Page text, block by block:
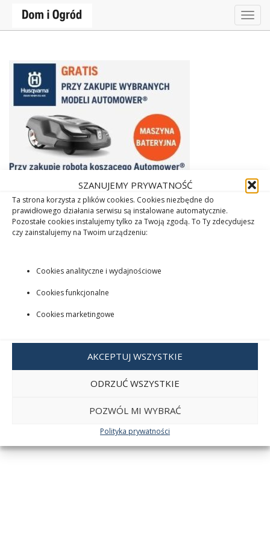
SZANUJEMY PRYWATNOŚĆ
Ta strona korzysta z plików cookies. Cookies niezbędne do
prawidłowego działania serwisu są instalowane automatycznie.
Pozostałe cookies instalujemy tylko za Twoją zgodą. To Ty zdecydujesz
czy zainstalujemy na Twoim urządzeniu:
Cookies analityczne i wydajnościowe
Cookies funkcjonalne
Cookies marketingowe
AKCEPTUJ WSZYSTKIE
ODRZUĆ WSZYSTKIE
POZWÓL MI WYBRAĆ
Polityka prywatności